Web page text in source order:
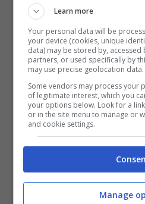
Rutto nell’app di Banca Intesa
problema – Temporeale.info
Si tratta di un file che
avrebbe alcuna funzione
Learn more
Your personal data will be
your device (cookies, unique
data) may be stored by,
partners, or used specifically by
may use precise geolocation data.
Some vendors may process your
of legitimate interest, which you
your options below. Look for a
or in the site menu to manage or
and cookie settings.
Manage